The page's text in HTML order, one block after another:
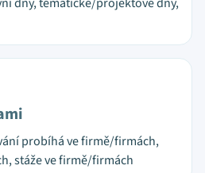
probíhá ve firmě/firmách,
stáže ve firmě/firmách